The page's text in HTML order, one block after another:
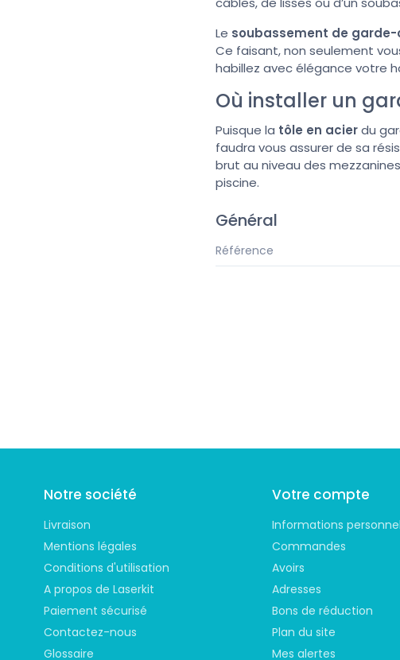
Le soubassement de
Ce faisant, non seulement
habillez avec élégance votre
Où installer un
Puisque la tôle en acierdu
faudra vous assurer de sa
brut au niveau des
piscine.
Général
Référence
Notre société
Livraison
Mentions légales
Conditions d'utilisation
A propos de Laserkit
Paiement sécurisé
Contactez-nous
Glossaire
Votre compte
Informations
Commandes
Avoirs
Adresses
Bons de réduction
Plan du site
Mes alertes